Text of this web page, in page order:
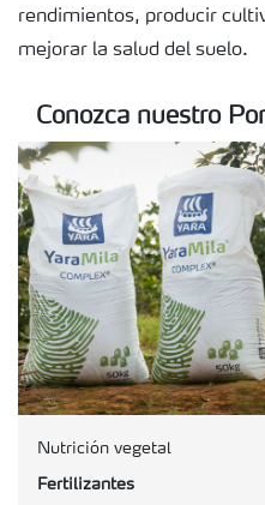
Red de Distribuidores
rendimientos, producir
mejorar la salud del suelo.
Conozca nuestro
Nutrición vegetal
Fertilizantes